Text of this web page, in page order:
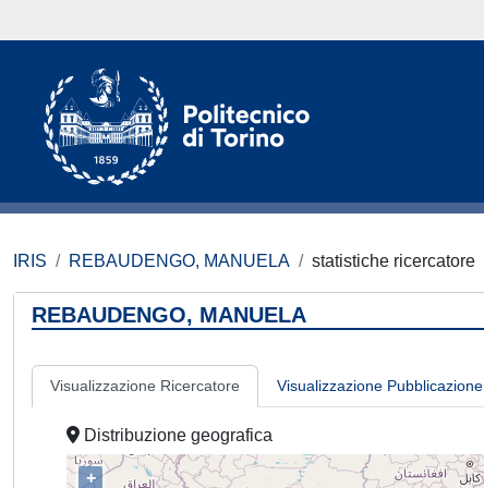
IRIS REBAUDENGO, MANUELA statistiche ricercatore
REBAUDENGO, MANUELA
Visualizzazione Ricercatore Visualizzazione Pubblicazione
Distribuzione geografica
+